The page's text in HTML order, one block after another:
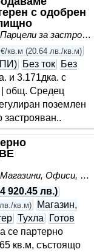
с одобрен
Имоти - Продажби » Парцели за застрояване, Инвестиционни проекти
кв.м (20.64 лв./кв.м)
Без ток
Без
и 3.171дка. с
общ. Средец
поземлен
Имоти - Продажби » Магазини, Офиси, Кабинети, Салони
920.45 лв.)
кв.м)
Магазин,
Тухла
Готов
се партерно
кв.м, състоящо